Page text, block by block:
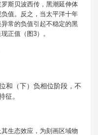
斯贝波西传，黑潮延伸体
值。反之，当太平洋十年
常的负值引起不稳定的黑
正值（图3）。
和（下）负相位阶段，不
征。
生态效应，为刻画区域物